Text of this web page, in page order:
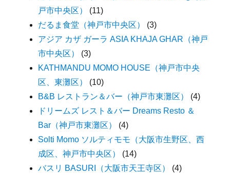
戸市中央区）
(11)
だるま食堂（神戸市中央区）
(3)
アジア カザ ガーラ ASIA KHAJA GHAR（神戸
市中央区）
(3)
KATHMANDU MOMO HOUSE（神戸市中央
区、東灘区）
(10)
B&B レストラン＆バー（神戸市東灘区）
(4)
ドリームズ レスト＆バー Dreams Resto ＆
Bar（神戸市東灘区）
(4)
Solti Momo ソルティモモ（大阪市生野区、西
成区、神戸市中央区）
(14)
バスリ BASURI（大阪市天王寺区）
(4)